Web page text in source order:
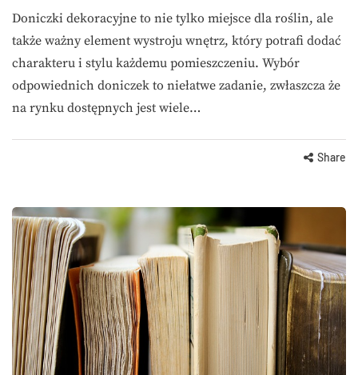
Doniczki dekoracyjne to nie tylko miejsce dla roślin, ale
także ważny element wystroju wnętrz, który potrafi dodać
charakteru i stylu każdemu pomieszczeniu. Wybór
odpowiednich doniczek to niełatwe zadanie, zwłaszcza że
na rynku dostępnych jest wiele…
Share